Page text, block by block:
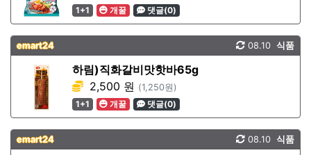
1+1
개꿀 댓글(0)
emart24 식품
08.10
하림)직화갈비맛핫바65g
2,500 원 (1,250원)
1+1
개꿀 댓글(0)
emart24 식품
08.10